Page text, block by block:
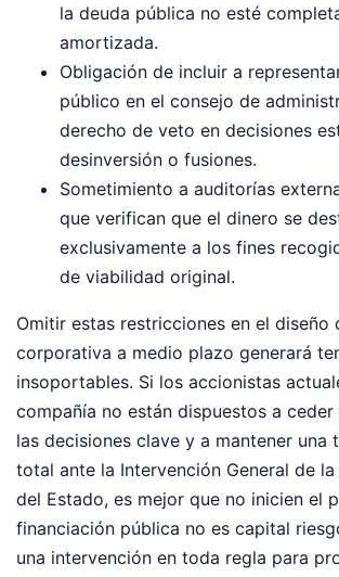
la deuda pública no esté
amortizada.
Obligación de incluir a
público en el consejo de
derecho de veto en decisiones
desinversión o fusiones.
Sometimiento a auditorías
que verifican que el dinero se
exclusivamente a los fines
de viabilidad original.
Omitir estas restricciones en el diseño
corporativa a medio plazo generará
insoportables. Si los accionistas
compañía no están dispuestos a
las decisiones clave y a mantener una
total ante la Intervención General de
del Estado, es mejor que no inicien el
financiación pública no es capital
una intervención en toda regla para